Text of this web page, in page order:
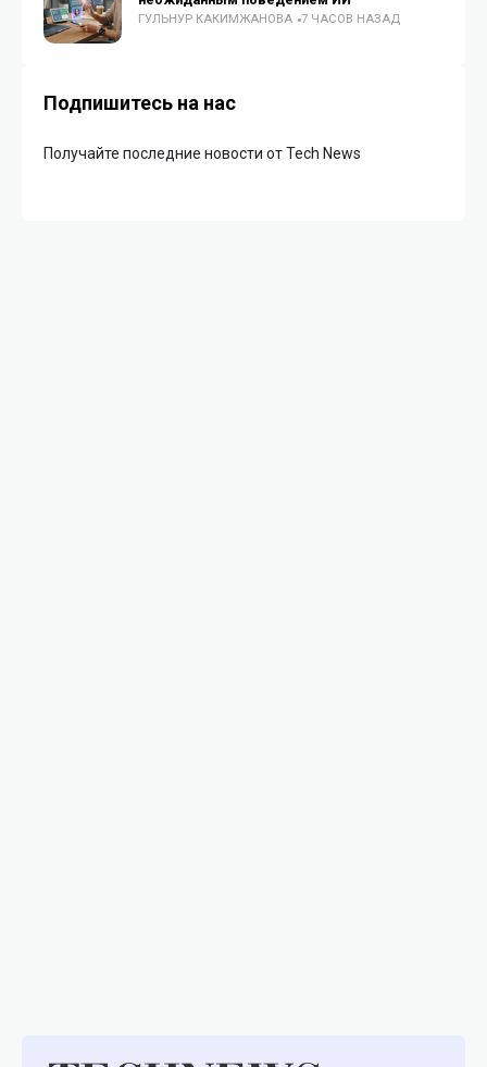
ГУЛЬНУР КАКИМЖАНОВА 7 ЧАСОВ НАЗАД
Подпишитесь на нас
Получайте последние новости от Tech News